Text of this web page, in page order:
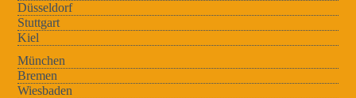
Düsseldorf
Stuttgart
Kiel
München
Bremen
Wiesbaden